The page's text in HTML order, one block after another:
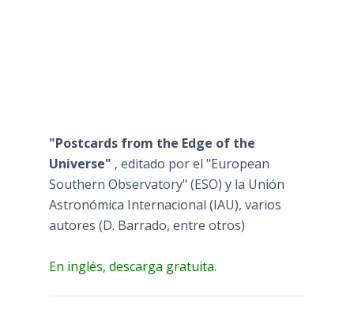
"Postcards from the Edge of the
Universe" , editado por el "European
Southern Observatory" (ESO) y la Unión
Astronómica Internacional (IAU), varios
autores (D. Barrado, entre otros)
En inglés, descarga gratuita.